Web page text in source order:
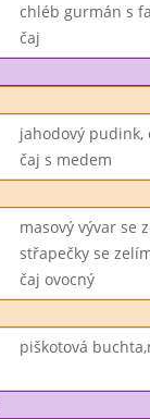
chléb gurmán s
čaj
jahodový pudink,
čaj s medem
masový vývar se
střapečky se
čaj ovocný
piškotová